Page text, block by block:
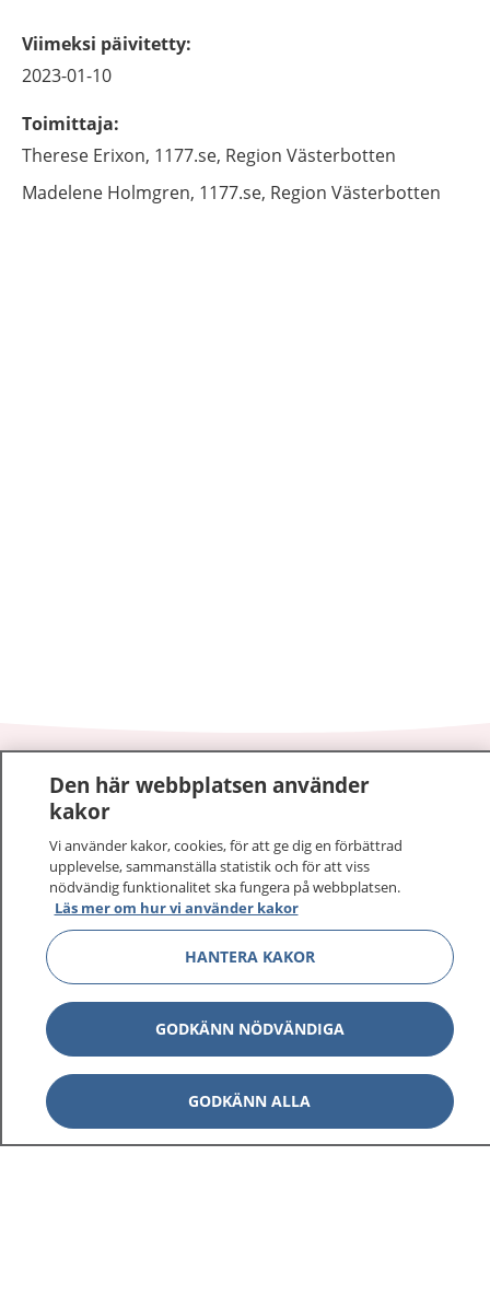
Viimeksi päivitetty:
2023-01-10
Toimittaja:
Therese Erixon, 1177.se, Region Västerbotten
Madelene Holmgren, 1177.se, Region Västerbotten
1177–tryggt om din hälsa och vård
sjukdomar och vilka mottagningar du kan kontakta.
Logga in för att läsa din journal och göra dina
vårdärenden. Ring telefonnummer 1177 för
sjukvårdsrådgivning dygnet runt.
1177 ger dig råd när du vill må bättre.
1177 på flera språk Show
Den här webbplatsen använder
kakor
Vi använder kakor, cookies, för att ge dig en förbättrad
upplevelse, sammanställa statistik och för att viss
nödvändig funktionalitet ska fungera på webbplatsen.
Läs mer om hur vi använder kakor
HANTERA KAKOR
GODKÄNN NÖDVÄNDIGA
GODKÄNN ALLA